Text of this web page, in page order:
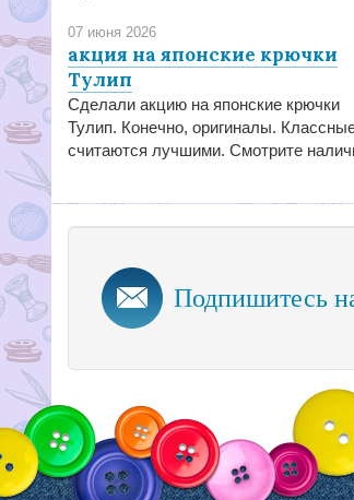
07 июня 2026
акция на японские крючки
Тулип
Сделали акцию на японские крючки
Тулип. Конечно, оригиналы.
считаются лучшими. Смотрите
Подпишитесь